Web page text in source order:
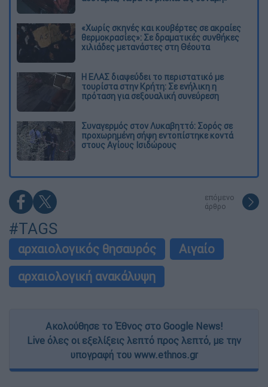
«Χωρίς σκηνές και κουβέρτες σε ακραίες
θερμοκρασίες»: Σε δραματικές συνθήκες
χιλιάδες μετανάστες στη Θέουτα
Η ΕΛΑΣ διαψεύδει το περιστατικό με
τουρίστα στην Κρήτη: Σε ενήλικη η
πρόταση για σεξουαλική συνεύρεση
Συναγερμός στον Λυκαβηττό: Σορός σε
προχωρημένη σήψη εντοπίστηκε κοντά
στους Αγίους Ισιδώρους
επόμενο
άρθρο
#TAGS
αρχαιολογικός θησαυρός
Αιγαίο
αρχαιολογική ανακάλυψη
Ακολούθησε το Έθνος στο Google News!
Live όλες οι εξελίξεις λεπτό προς λεπτό, με την
υπογραφή του www.ethnos.gr